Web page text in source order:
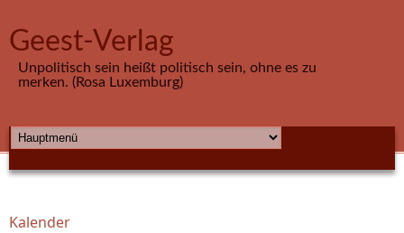
Geest-Verlag
Unpolitisch sein heißt politisch sein, ohne es zu
merken. (Rosa Luxemburg)
HAUPTMENÜ
Sie sind hier
Kalender